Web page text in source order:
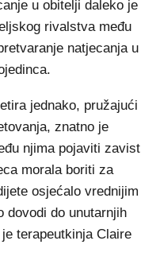
u obitelji daleko je
rivalstva među
natjecanja u
jednako, pružajući
znatno je
njima pojaviti zavist
morala boriti za
osjećalo vrednijim
dovodi do unutarnjih
terapeutkinja Claire